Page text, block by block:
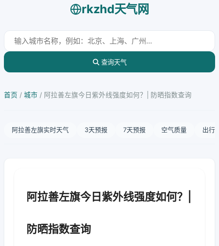
rkzhd天气网
查询天气
首页 / 城市 / 阿拉善左旗今日紫外线强度如何？| 防晒指数查询
阿拉善左旗实时天气 3天预报 7天预报 空气质量 出行
阿拉善左旗今日紫外线强度如何？|
防晒指数查询